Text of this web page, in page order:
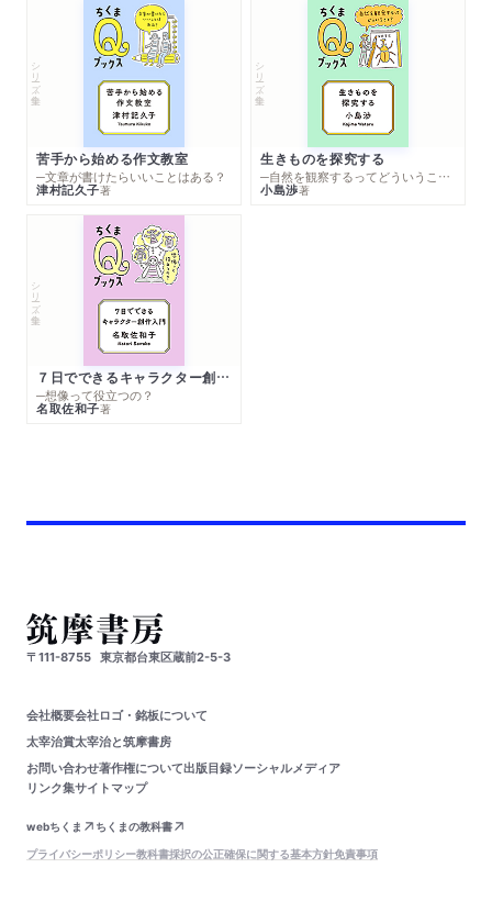
シリーズ・全集
苦手から始める作文教室
─文章が書けたらいいことはある？
津村記久子著
シリーズ・全集
生きものを探究する
─自然を観察するってどういうこと？
小島渉著
シリーズ・全集
７日でできるキャラクター創作入門
─想像って役立つの？
名取佐和子著
〒111-8755 東京都台東区蔵前2-5-3
会社概要会社ロゴ・銘板について
太宰治賞太宰治と筑摩書房
お問い合わせ著作権について出版目録ソーシャルメディア
リンク集サイトマップ
webちくま
ちくまの教科書
プライバシーポリシー教科書採択の公正確保に関する基本方針免責事項